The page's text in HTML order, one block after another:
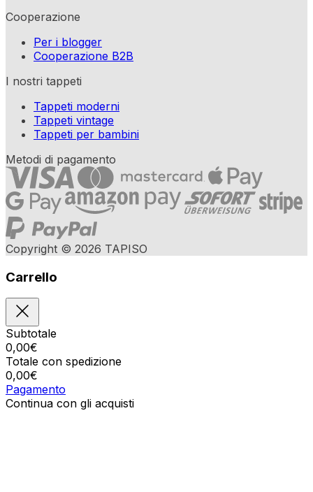
Cooperazione
Per i blogger
Cooperazione B2B
I nostri tappeti
Tappeti moderni
Tappeti vintage
Tappeti per bambini
Metodi di pagamento
Copyright © 2026 TAPISO
Carrello
Subtotale
0,00€
Totale con spedizione
0,00€
Pagamento
Continua con gli acquisti